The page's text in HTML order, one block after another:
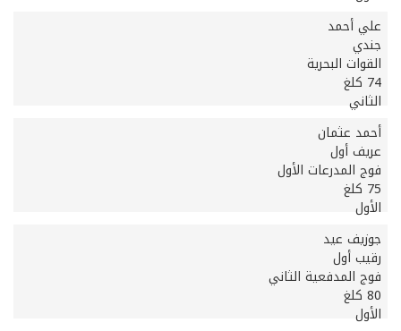
علي أحمد
جندي
القوات البحرية
74 كلغ
الثاني
أحمد عثمان
عريف أول
فوج المدرعات الأول
75 كلغ
الأول
جوزيف عيد
رقيب أول
فوج المدفعية الثاني
80 كلغ
الأول